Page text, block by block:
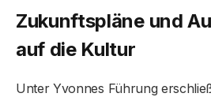
Zukunftspläne und
auf die Kultur
Unter Yvonnes Führung